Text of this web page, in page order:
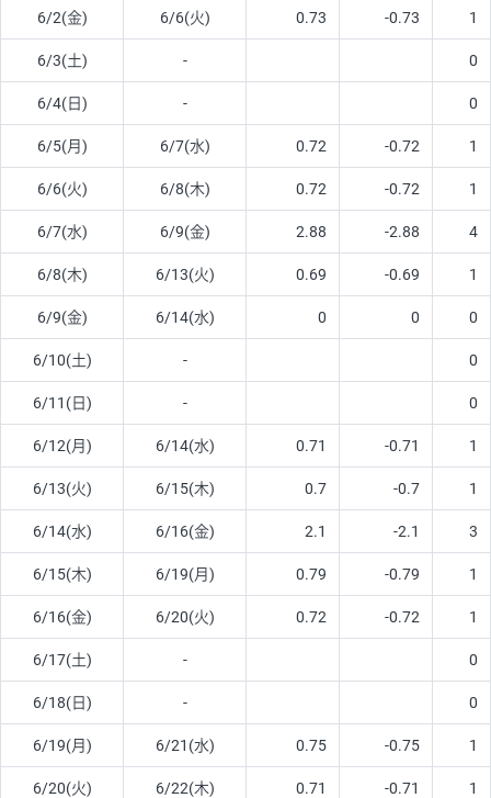
6/2(金) 6/6(火) 0.73 -0.73 1
6/3(土) - 0
6/4(日) - 0
6/5(月) 6/7(水) 0.72 -0.72 1
6/6(火) 6/8(木) 0.72 -0.72 1
6/7(水) 6/9(金) 2.88 -2.88 4
6/8(木) 6/13(火) 0.69 -0.69 1
6/9(金) 6/14(水) 0 0 0
6/10(土) - 0
6/11(日) - 0
6/12(月) 6/14(水) 0.71 -0.71 1
6/13(火) 6/15(木) 0.7 -0.7 1
6/14(水) 6/16(金) 2.1 -2.1 3
6/15(木) 6/19(月) 0.79 -0.79 1
6/16(金) 6/20(火) 0.72 -0.72 1
6/17(土) - 0
6/18(日) - 0
6/19(月) 6/21(水) 0.75 -0.75 1
6/20(火) 6/22(木) 0.71 -0.71 1